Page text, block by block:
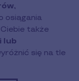
osiągania
także
lub
się na tle